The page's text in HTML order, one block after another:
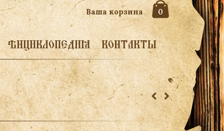
Ваша корзина 0
ЭНЦИКЛОПЕДИЯ КОНТАКТЫ